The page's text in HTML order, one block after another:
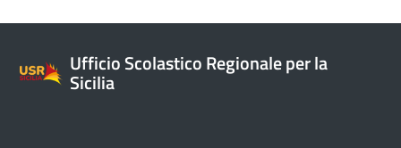
Ufficio Scolastico Regionale per la
Sicilia